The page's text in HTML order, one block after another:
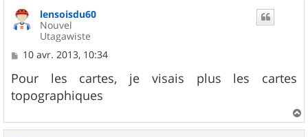
lensoisdu60
Nouvel
Utagawiste
M
s
s
a
e
10 avr. 2013, 10:34
Pour les cartes, je visais plus les cartes
topographiques
a